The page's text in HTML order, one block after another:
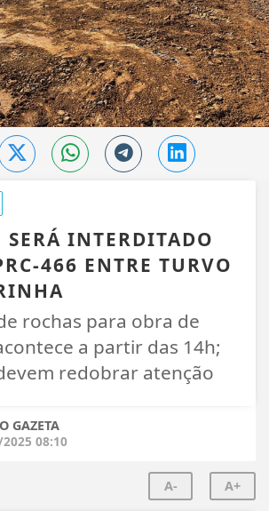
INTERDITADO
466 ENTRE TURVO
rochas para obra de
a partir das 14h;
redobrar atenção
GAZETA
08:10
A- A+